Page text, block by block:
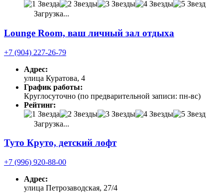
Загрузка...
Lounge Room, ваш личный зал отдыха
+7 (904) 227-26-79
Адрес:
улица Куратова, 4
График работы:
Круглосуточно (по предварительной записи: пн-вс)
Рейтинг:
Загрузка...
Туто Круто, детский лофт
+7 (996) 920-88-00
Адрес:
улица Петрозаводская, 27/4